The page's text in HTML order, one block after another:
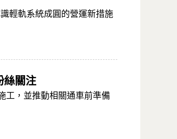
輕軌系統成圓的營運新措施
絲關注
工，並推動相關通車前準備